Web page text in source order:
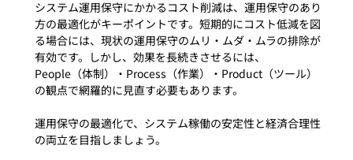
システム運用保守にかかるコスト削減は、運用保守のあり
方の最適化がキーポイントです。短期的にコスト低減を図
る場合には、現状の運用保守のムリ・ムダ・ムラの排除が
有効です。しかし、効果を長続きさせるには、
People（体制）・Process（作業）・Product（ツール）
の観点で網羅的に見直す必要もあります。
運用保守の最適化で、システム稼働の安定性と経済合理性